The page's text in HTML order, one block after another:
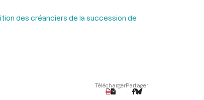
des créanciers de la succession de
TéléchargerPartager